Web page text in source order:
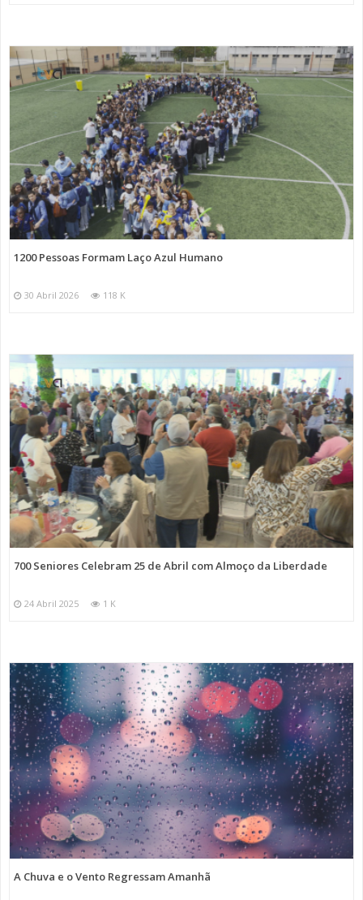
1200 Pessoas Formam Laço Azul Humano
30 Abril 2026 118 K
700 Seniores Celebram 25 de Abril com Almoço da Liberdade
24 Abril 2025 1 K
A Chuva e o Vento Regressam Amanhã